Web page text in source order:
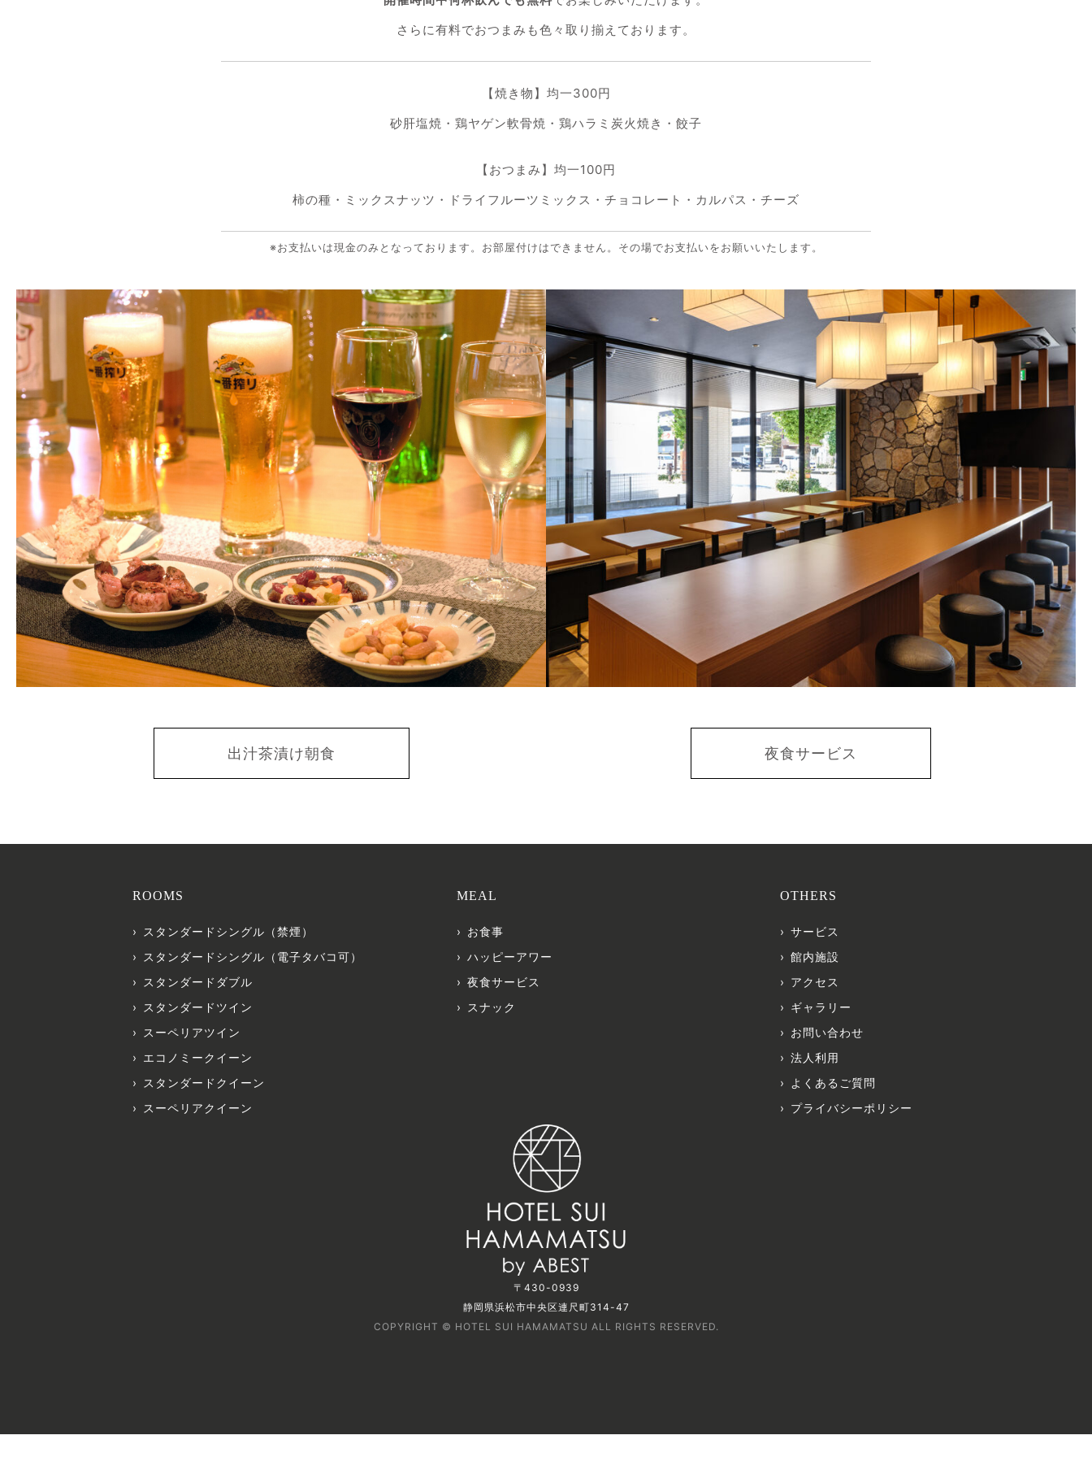
さらに有料でおつまみも色々取り揃えております。
【焼き物】均一300円
砂肝塩焼・鶏ヤゲン軟骨焼・鶏ハラミ炭火焼き・餃子
【おつまみ】均一100円
柿の種・ミックスナッツ・ドライフルーツミックス・チョコレート・カルパス・チーズ
※お支払いは現金のみとなっております。お部屋付けはできません。その場でお支払いをお願いいたします。
出汁茶漬け朝食 夜食サービス
ROOMS
スタンダードシングル（禁煙）
スタンダードシングル（電子タバコ可）
スタンダードダブル
スタンダードツイン
スーペリアツイン
エコノミークイーン
スタンダードクイーン
スーペリアクイーン
MEAL
お食事
ハッピーアワー
夜食サービス
スナック
OTHERS
サービス
館内施設
アクセス
ギャラリー
お問い合わせ
法人利用
よくあるご質問
プライバシーポリシー
〒430-0939
静岡県浜松市中央区連尺町314-47
COPYRIGHT © HOTEL SUI HAMAMATSU ALL RIGHTS RESERVED.